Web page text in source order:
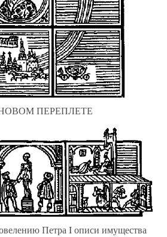
ПЕРЕПЛЕТЕ
Петра I описи имущества